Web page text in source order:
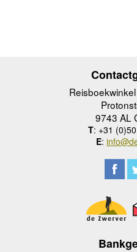
9743 AL
T: +31
E: